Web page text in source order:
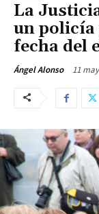
La
un
fecha del
Ángel Alonso 11